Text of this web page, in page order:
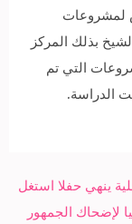
قروض لمشروعات
بذلك المركز
التي تم
ينهي حفلا استغل
لإضحاك الجمهور